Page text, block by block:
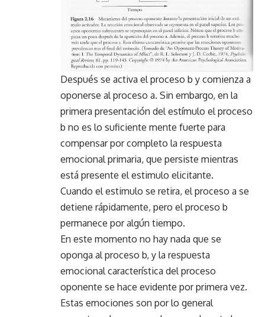
Después se activa el proceso b y comienza a
oponerse al proceso a. Sin embargo, en la
primera presentación del estímulo el proceso
b no es lo suficiente mente fuerte para
compensar por completo la respuesta
emocional primaria, que persiste mientras
está presente el estimulo elicitante.
Cuando el estimulo se retira, el proceso a se
detiene rápidamente, pero el proceso b
permanece por algún tiempo.
En este momento no hay nada que se
oponga al proceso b, y la respuesta
emocional característica del proceso
oponente se hace evidente por primera vez.
Estas emociones son por lo general